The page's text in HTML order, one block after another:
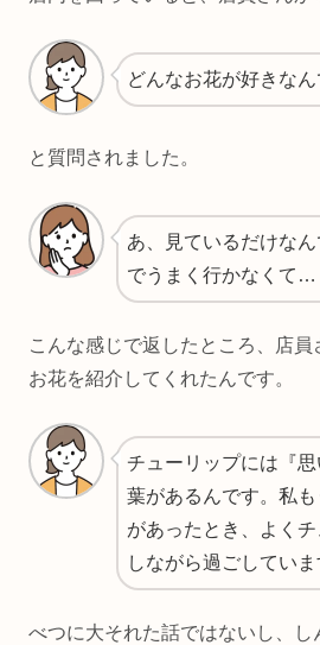
どんなお花が好きなん
と質問されました。
あ、見ているだけな
でうまく行かなくて…
こんな感じで返したところ、店
お花を紹介してくれたんです。
チューリップには『
葉があるんです。私
があったとき、よく
しながら過ごしていま
べつに大それた話ではないし、し